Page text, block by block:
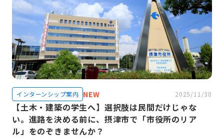
【土木・建築の学生へ】選択肢は民間だけじゃな
い。進路を決める前に、摂津市で「市役所のリア
ル」をのぞきませんか？
インターンシップ案内 NEW 2025/11/30